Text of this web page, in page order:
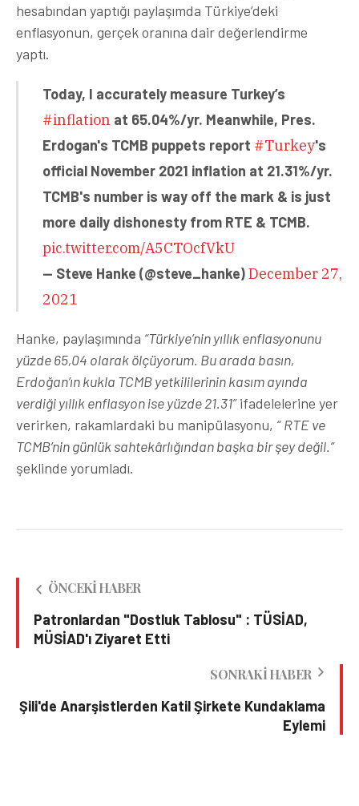
hesabından yaptığı paylaşımda Türkiye’deki
enflasyonun, gerçek oranına dair değerlendirme
yaptı.
Today, I accurately measure Turkey’s
#inflation at 65.04%/yr. Meanwhile, Pres.
Erdogan's TCMB puppets report #Turkey's
official November 2021 inflation at 21.31%/yr.
TCMB's number is way off the mark & is just
more daily dishonesty from RTE & TCMB.
pic.twitter.com/A5CTOcfVkU
— Steve Hanke (@steve_hanke)December 27,
2021
Hanke, paylaşımında “Türkiye’nin yıllık enflasyonunu
yüzde 65,04 olarak ölçüyorum. Bu arada basın,
Erdoğan’ın kukla TCMB yetkililerinin kasım ayında
verdiği yıllık enflasyon ise yüzde 21.31”ifadelelerine yer
verirken, rakamlardaki bu manipülasyonu, “ RTE ve
TCMB’nin günlük sahtekârlığından başka bir şey değil.”
şeklinde yorumladı.
ÖNCEKI HABER
Patronlardan "Dostluk Tablosu" : TÜSİAD,
MÜSİAD'ı Ziyaret Etti
SONRAKI HABER
Şili'de Anarşistlerden Katil Şirkete Kundaklama
Eylemi